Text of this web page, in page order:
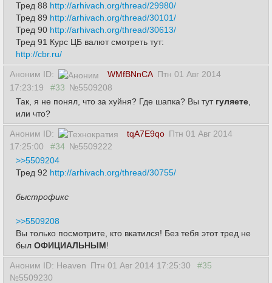
Тред 88 http://arhivach.org/thread/29980/
Тред 89 http://arhivach.org/thread/30101/
Тред 90 http://arhivach.org/thread/30613/
Тред 91 Курс ЦБ валют смотреть тут:
http://cbr.ru/
Аноним ID: WMfBNnCA Птн 01 Авг 2014
17:23:19
#33 №5509208
Так, я не понял, что за хуйня? Где шапка? Вы тут гуляете
или что?
Аноним ID: tqA7E9qo Птн 01 Авг 2014
17:25:00
#34 №5509222
>>5509204
Тред 92 http://arhivach.org/thread/30755/
быстрофикс
>>5509208
Вы только посмотрите, кто вкатился! Без тебя этот тред не
был ОФИЦИАЛЬНЫМ!
Аноним ID: Heaven Птн 01 Авг 2014 17:25:30
#35
№5509230